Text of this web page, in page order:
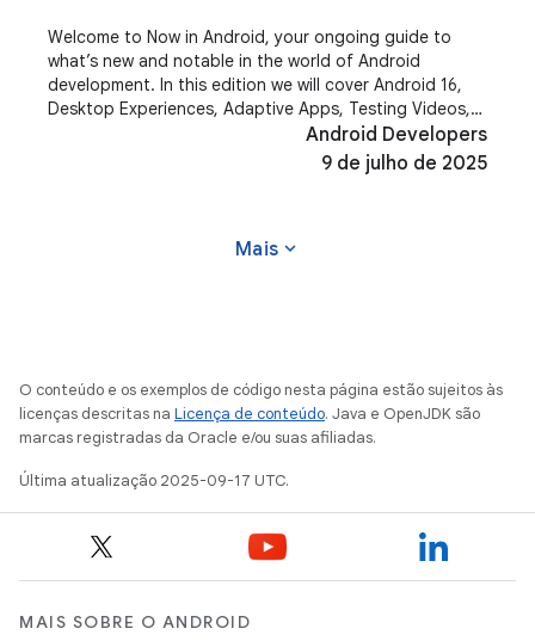
Welcome to Now in Android, your ongoing guide to
what’s new and notable in the world of Android
development. In this edition we will cover Android 16,
Desktop Experiences, Adaptive Apps, Testing Videos,
AndroidX and more! Most of the content of this
Android Developers
9 de julho de 2025
Mais expand_more
O conteúdo e os exemplos de código nesta página estão sujeitos às
licenças descritas na Licença de conteúdo. Java e OpenJDK são
marcas registradas da Oracle e/ou suas afiliadas.
Última atualização 2025-09-17 UTC.
MAIS SOBRE O ANDROID